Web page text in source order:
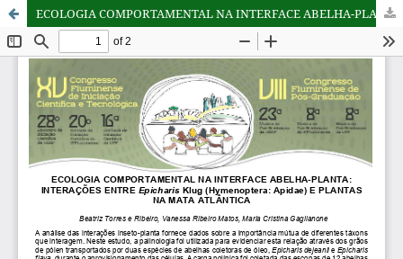
ECOLOGIA COMPORTAMENTAL NA INTERFACE ABELHA-PLANTA: INTERAÇÕES ENTRE Epicharis Klug (Hymenoptera: Apidae) E PLANTAS NA MATA ATLÂNTICA